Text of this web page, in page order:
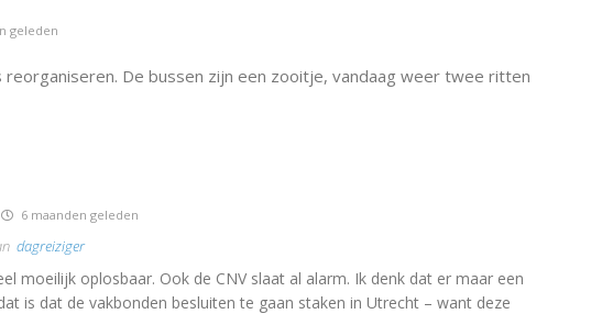
geleden
reorganiseren. De bussen zijn een zooitje, vandaag weer twee ritten
6 maanden geleden
dagreiziger
moeilijk oplosbaar. Ook de CNV slaat al alarm. Ik denk dat er maar een
is dat de vakbonden besluiten te gaan staken in Utrecht – want deze